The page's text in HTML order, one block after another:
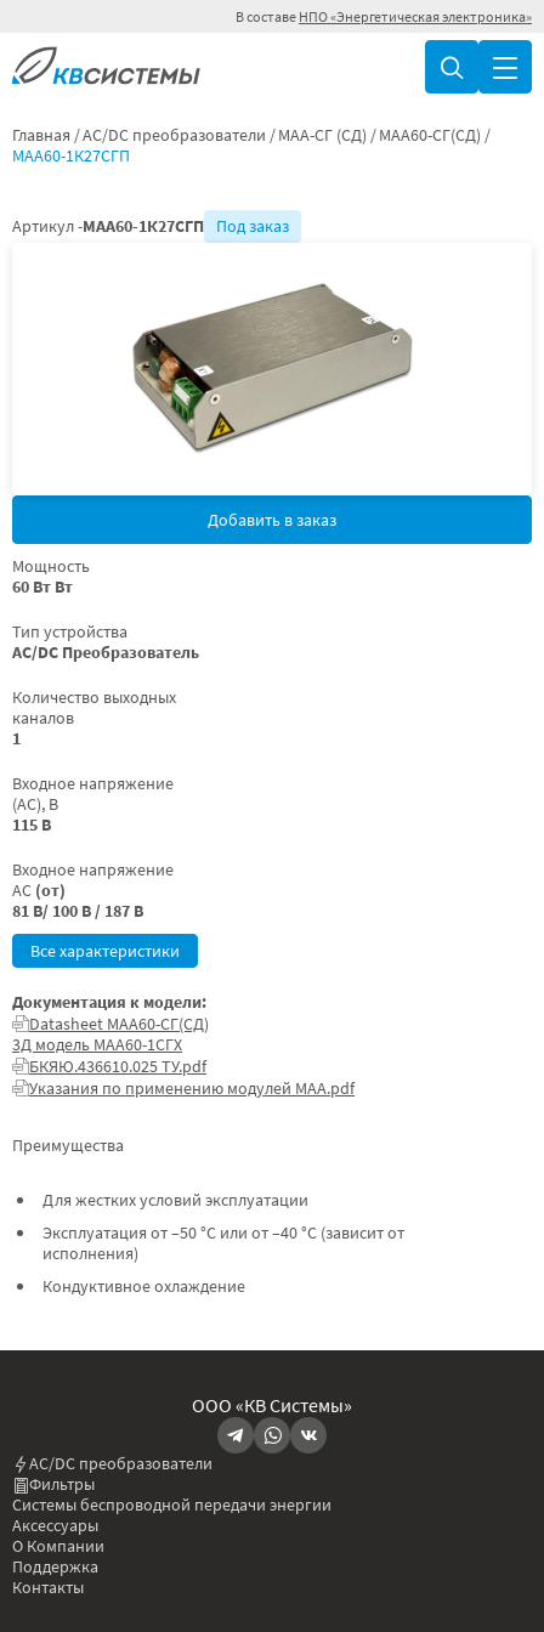
В составе НПО «Энергетическая электроника»
Главная AC/DC преобразователи МАА-СГ (СД)
МАА60-СГ(СД)
МАА60-1К27СГП
Артикул -МАА60-1К27СГП Под заказ
Добавить в заказ
Мощность
60 Вт Вт
Тип устройства
AC/DC Преобразователь
Количество выходных
каналов
1
Входное напряжение
(AC), В
115 В
Входное напряжение
AC (от)
81 В/ 100 В / 187 В
Все характеристики
Преимущества
Для жестких условий эксплуатации
Эксплуатация от –50 °C или от –40 °C (зависит от
исполнения)
Кондуктивное охлаждение
Документация к модели:
Datasheet МАА60-СГ(СД)
3Д модель МАА60-1СГХ
БКЯЮ.436610.025 ТУ.pdf
Указания по применению модулей МАА.pdf
ООО «КВ Системы»
AC/DC преобразователи
Фильтры
Системы беспроводной передачи энергии
Аксессуары
О Компании
Поддержка
Контакты